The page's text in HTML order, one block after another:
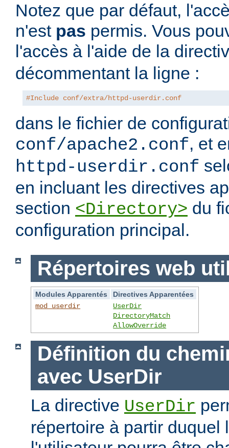
Notez que par défaut,
n'est pas permis. Vous
l'accès à l'aide de la
décommentant la ligne :
#Include conf/extra/httpd-userdir.conf
dans le fichier de
conf/apache2.conf, et
httpd-userdir.conf
en incluant les directives
section <Directory> du
configuration principal.
Répertoires web
Modules Apparentés
Directives Apparentées
mod_userdir
UserDir
DirectoryMatch
AllowOverride
Définition du
avec UserDir
La directive UserDir
répertoire à partir duquel